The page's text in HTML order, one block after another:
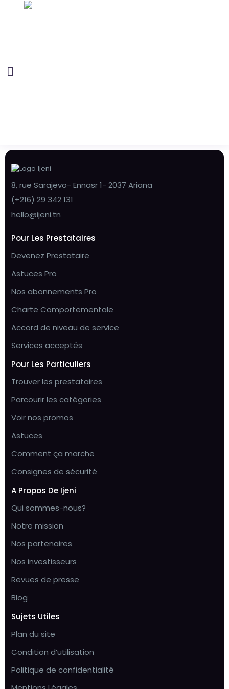
8, rue Sarajevo- Ennasr 1- 2037 Ariana
(+216) 29 342 131
hello@ijeni.tn
Pour Les Prestataires
Devenez Prestataire
Astuces Pro
Nos abonnements Pro
Charte Comportementale
Accord de niveau de service
Services acceptés
Pour Les Particuliers
Trouver les prestataires
Parcourir les catégories
Voir nos promos
Astuces
Comment ça marche
Consignes de sécurité
A Propos De Ijeni
Qui sommes-nous?
Notre mission
Nos partenaires
Nos investisseurs
Revues de presse
Blog
Sujets Utiles
Plan du site
Condition d’utilisation
Politique de confidentialité